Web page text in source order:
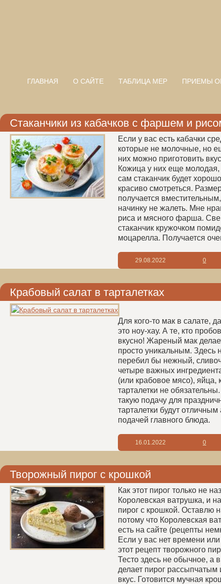
ГЛАВНАЯ О САЙТЕ ТАБЛИЦА МЕР ПРИЕМЫ
Стаканчики из кабачков с фаршем и
Если у вас есть кабачки
которые не молочные, но
них можно приготовить
Кожица у них еще молодая,
сам стаканчик будет
красиво смотреться.
получается
начинку не жалеть. Мне
риса и мясного фарша.
стаканчик кружочком
моцарелла. Получается
29.08.2022 0
Крабовый салат в тарталетках
Для кого-то мак в салате,
это ноу-хау. А те, кто
вкусно! Жареный мак
просто уникальным. Здесь
перебил бы нежный,
четыре важных
(или крабовое мясо), яйца,
тарталетки не
такую подачу для
тарталетки будут
подачей главного блюда.
16.01.2022 0
Творожный пирог с крошкой
Как этот пирог только не
Королевская ватрушка, и
пирог с крошкой. Оставлю
потому что Королевская
есть на сайте (рецепты
Если у вас нет времени
этот рецепт творожного
Тесто здесь не обычное, а
делает пирог
вкус. Готовится мучная